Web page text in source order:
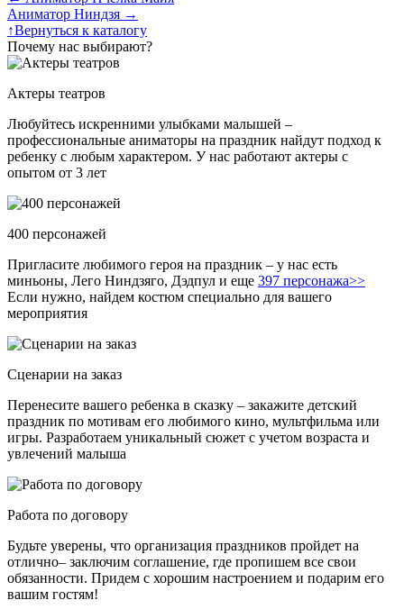
Аниматор Ниндзя →
↑Вернуться к каталогу
Почему нас выбирают?
Актеры театров
Любуйтесь искренними улыбками малышей –
профессиональные аниматоры на праздник найдут подход к
ребенку с любым характером. У нас работают актеры с
опытом от 3 лет
400 персонажей
Пригласите любимого героя на праздник – у нас есть
миньоны, Лего Ниндзяго, Дэдпул и еще 397 персонажа>>
Если нужно, найдем костюм специально для вашего
мероприятия
Сценарии на заказ
Перенесите вашего ребенка в сказку – закажите детский
праздник по мотивам его любимого кино, мультфильма или
игры. Разработаем уникальный сюжет с учетом возраста и
увлечений малыша
Работа по договору
Будьте уверены, что организация праздников пройдет на
отлично– заключим соглашение, где пропишем все свои
обязанности. Придем с хорошим настроением и подарим его
вашим гостям!